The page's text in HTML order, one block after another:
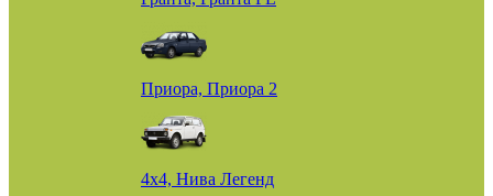
Приора, Приора 2
4х4, Нива Легенд